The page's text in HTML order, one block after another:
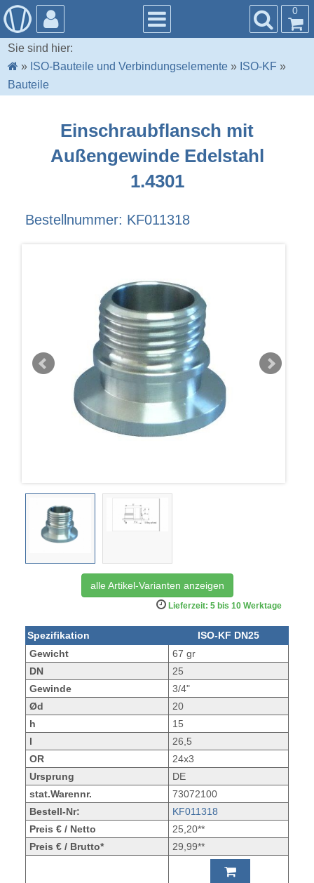
0
Sie sind hier:
» ISO-Bauteile und Verbindungselemente » ISO-KF »
Bauteile
Einschraubflansch mit
Außengewinde Edelstahl
1.4301
Bestellnummer: KF011318
alle Artikel-Varianten anzeigen
Lieferzeit: 5 bis 10 Werktage
Spezifikation
ISO-KF DN25
Gewicht
67 gr
DN
25
Gewinde
3/4"
Ød
20
h
15
l
26,5
OR
24x3
Ursprung
DE
stat.Warennr.
73072100
Bestell-Nr:
KF011318
Preis € / Netto
25,20**
Preis € / Brutto*
29,99**